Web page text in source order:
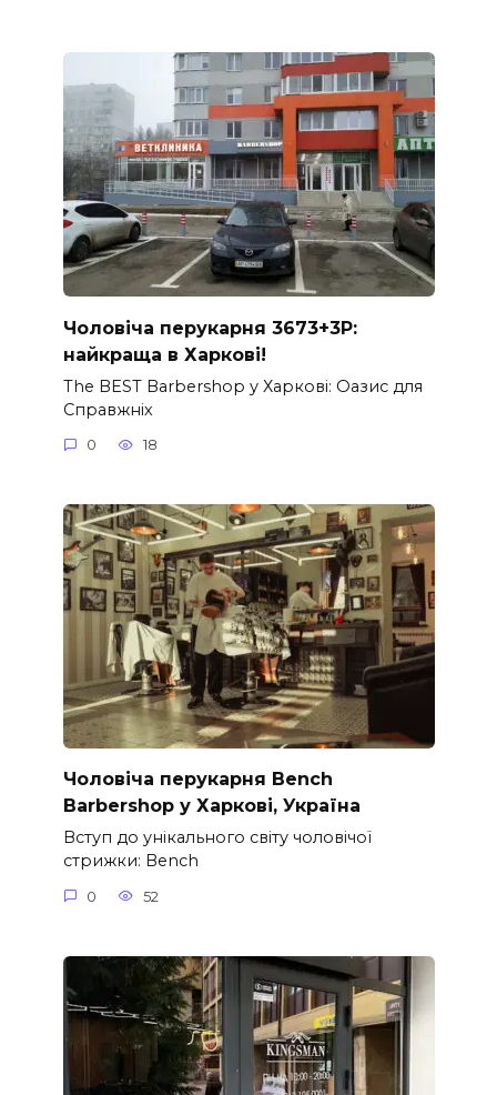
Чоловіча перукарня 3673+3P:
найкраща в Харкові!
The BEST Barbershop у Харкові: Оазис для
Справжніх
0 18
Чоловіча перукарня Bench
Barbershop у Харкові, Україна
Вступ до унікального світу чоловічої
стрижки: Bench
0 52